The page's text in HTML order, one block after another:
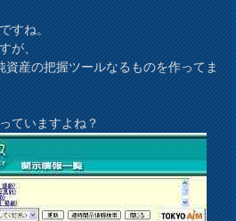
すね。
が、
資産の把握ツールなるものを作ってま
ていますよね？